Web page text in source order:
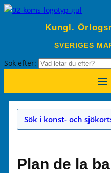
Kungl.
SVERIGES
Sök efter:
Sök i konst- och
Plan de la